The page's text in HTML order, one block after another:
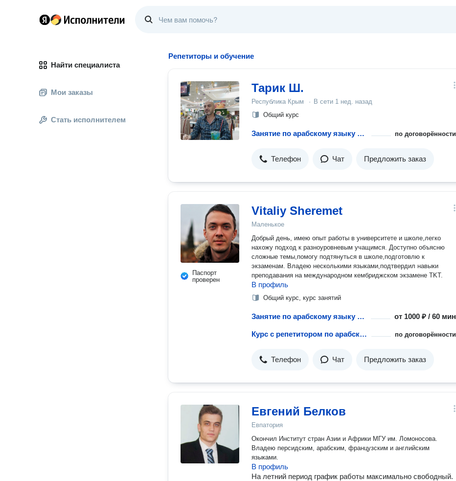
Найти специалиста
Мои заказы
Стать исполнителем
Репетиторы и обучение
Тарик Ш.
Республика Крым · В сети 1 нед. назад
Общий курс
Занятие по арабскому языку с репетитором по договорённости
Телефон Чат Предложить заказ
Паспорт
проверен
Vitaliy Sheremet
Маленькое
Добрый день, имею опыт работы в университете и школе,легко
нахожу подход к разноуровневым учащимся. Доступно объясню
сложные темы,помогу подтянуться в школе,подготовлю к
экзаменам. Владею несколькими языками,подтвердил навыки
преподавания на международном кембриджском экзамене TKT.
В профиль
Общий курс, курс занятий
Занятие по арабскому языку с репетитором от 1000 ₽ / 60 мин
Курс с репетитором по арабскому языку по договорённости
Телефон Чат Предложить заказ
Евгений Белков
Евпатория
Окончил Институт стран Азии и Африки МГУ им. Ломоносова.
Владею персидским, арабским, французским и английским
языками.
В профиль
На летний период график работы максимально свободный.